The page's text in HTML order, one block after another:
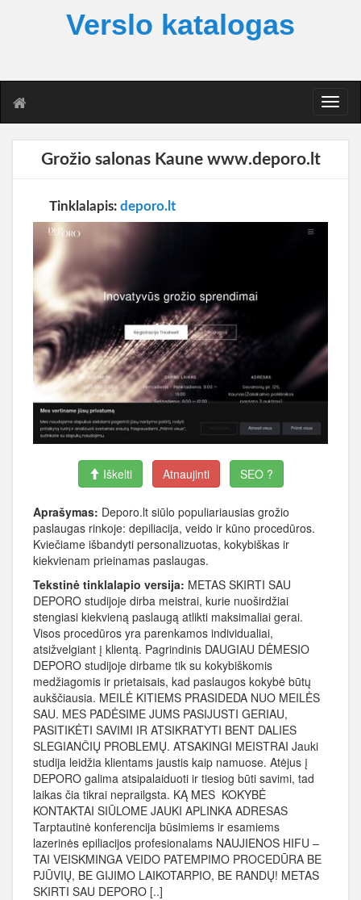
Verslo katalogas
T
o
Grožio salonas Kaune www.deporo.lt
Tinklalapis: deporo.lt
Iškelti Atnaujinti SEO ?
Aprašymas: Deporo.lt siūlo populiariausias grožio
paslaugas rinkoje: depiliacija, veido ir kūno procedūros.
Kviečiame išbandyti personalizuotas, kokybiškas ir
kiekvienam prieinamas paslaugas.
Tekstinė tinklalapio versija: METAS SKIRTI SAU
DEPORO studijoje dirba meistrai, kurie nuoširdžiai
stengiasi kiekvieną paslaugą atlikti maksimaliai gerai.
Visos procedūros yra parenkamos individualiai,
atsižvelgiant į klientą. Pagrindinis DAUGIAU DĖMESIO
DEPORO studijoje dirbame tik su kokybiškomis
medžiagomis ir prietaisais, kad paslaugos kokybė būtų
aukščiausia. MEILĖ KITIEMS PRASIDEDA NUO MEILĖS
SAU. MES PADĖSIME JUMS PASIJUSTI GERIAU,
PASITIKĖTI SAVIMI IR ATSIKRATYTI BENT DALIES
SLEGIANČIŲ PROBLEMŲ. ATSAKINGI MEISTRAI Jauki
studija leidžia klientams jaustis kaip namuose. Atėjus į
DEPORO galima atsipalaiduoti ir tiesiog būti savimi, tad
laikas čia tikrai neprailgsta. KĄ MES KOKYBĖ
KONTAKTAI SIŪLOME JAUKI APLINKA ADRESAS
Tarptautinė konferencija būsimiems ir esamiems
lazerinės epiliacijos profesionalams NAUJIENOS HIFU –
TAI VEISKMINGA VEIDO PATEMPIMO PROCEDŪRA BE
PJŪVIŲ, BE GIJIMO LAIKOTARPIO, BE RANDŲ! METAS
SKIRTI SAU DEPORO [..]